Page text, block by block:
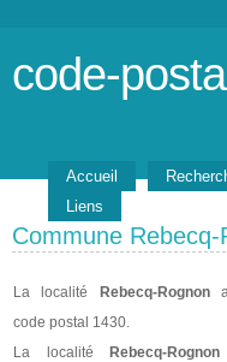
code-
Accueil
Liens
Commune Rebecq-
La localité Rebecq-Rognona
code postal 1430.
La localité
Rebecq-Rognon